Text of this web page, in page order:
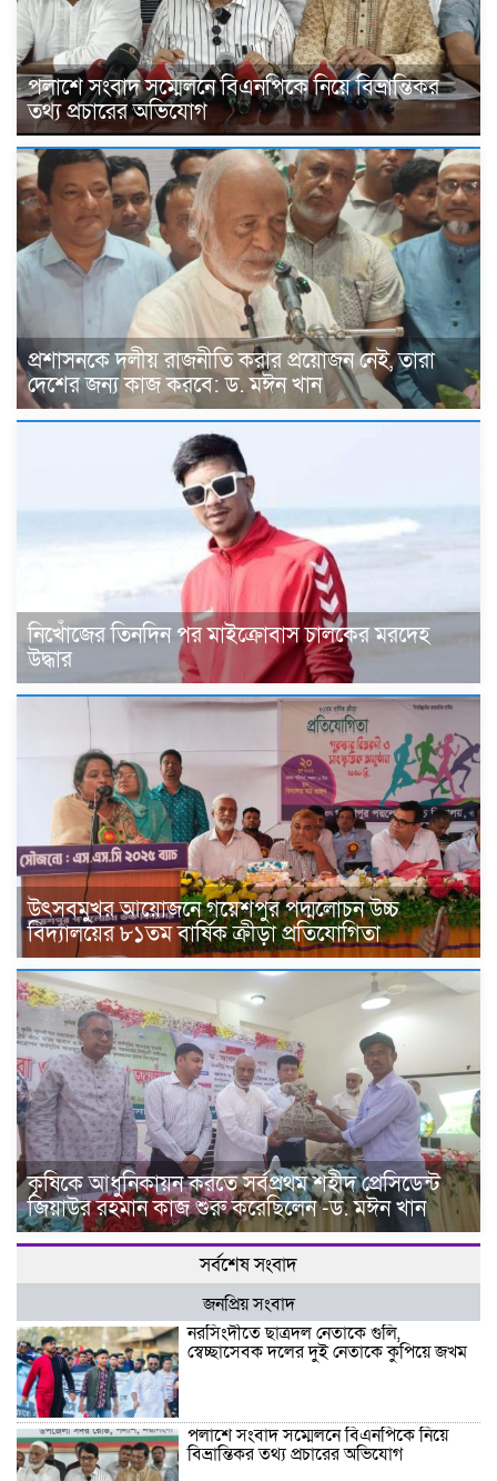
পলাশে সংবাদ সম্মেলনে বিএনপিকে নিয়ে বিভ্রান্তিকর
তথ্য প্রচারের অভিযোগ
প্রশাসনকে দলীয় রাজনীতি করার প্রয়োজন নেই, তারা
দেশের জন্য কাজ করবে: ড. মঈন খান
নিখোঁজের তিনদিন পর মাইক্রোবাস চালকের মরদেহ
উদ্ধার
উৎসবমুখর আয়োজনে গয়েশপুর পদ্মলোচন উচ্চ
বিদ্যালয়ের ৮১তম বার্ষিক ক্রীড়া প্রতিযোগিতা
কৃষিকে আধুনিকায়ন করতে সর্বপ্রথম শহীদ প্রেসিডেন্ট
জিয়াউর রহমান কাজ শুরু করেছিলেন -ড. মঈন খান
সর্বশেষ সংবাদ
জনপ্রিয় সংবাদ
নরসিংদীতে ছাত্রদল নেতাকে গুলি,
স্বেচ্ছাসেবক দলের দুই নেতাকে কুপিয়ে জখম
পলাশে সংবাদ সম্মেলনে বিএনপিকে নিয়ে
বিভ্রান্তিকর তথ্য প্রচারের অভিযোগ